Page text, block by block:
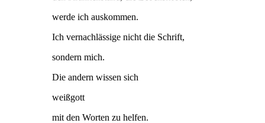
werde ich auskommen.
Ich vernachlässige nicht die Schrift,
sondern mich.
Die andern wissen sich
weißgott
mit den Worten zu helfen.